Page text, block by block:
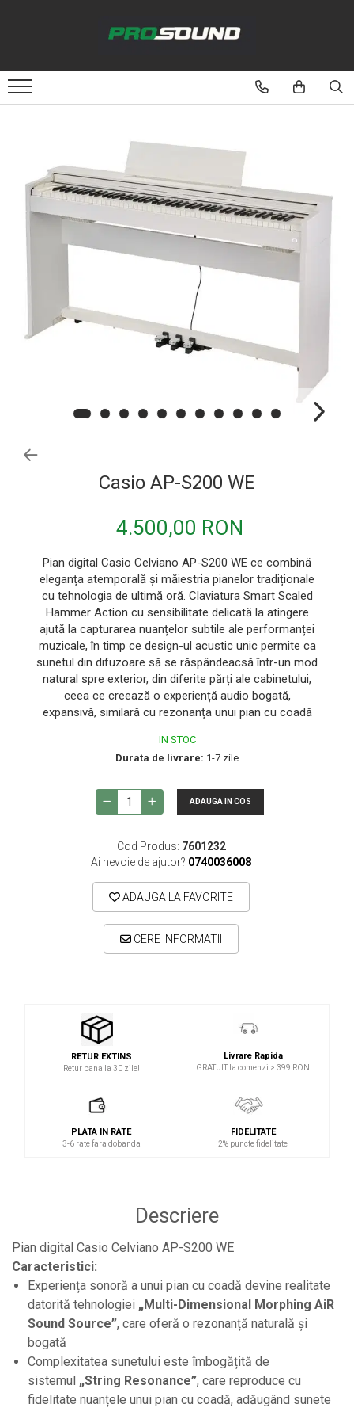
Sonorizare / PA
Stabilizatoare de tensiune UPS si
Power Conditioner
Microfoane
Case-uri de microfoane
Microfoane de studio
Microfoane de Suprafata
Microfoane podcast, USB, iOS /
Microfoane pt Camere Video
Microfoane pt instalatii si conferinta
Microfoane Ribbon
Microfoane stereo
Microfoane Suspendabile
Microfoane wireless si sisteme
Stative de microfon
Accesorii de microfoane
Accesorii echipamente de studio
Controllere MIDI - USB DAW
Controllere monitoare de studio
Interfete MIDI si Cabluri Midi-USB
Preamplificatoare
Protectii antifonice pentru urechi
Recordere portabile
Tratament acustic
Lumini si efecte
Accesorii pentru lumini
Bare Led
Cabluri de Alimentare
Case-uri de lumini
Comenzi si controllere
Casio AP-S200 WE
4.500,00 RON
Pian digital Casio Celviano AP-S200 WE ce combină
eleganța atemporală și măiestria pianelor tradiționale
cu tehnologia de ultimă oră. Claviatura Smart Scaled
Hammer Action cu sensibilitate delicată la atingere
ajută la capturarea nuanțelor subtile ale performanței
muzicale, în timp ce design-ul acustic unic permite ca
sunetul din difuzoare să se răspândeacsă într-un mod
natural spre exterior, din diferite părți ale cabinetului,
ceea ce creează o experiență audio bogată,
expansivă, similară cu rezonanța unui pian cu coadă
IN STOC
Durata de livrare: 1-7 zile
ADAUGA IN COS
Cod Produs: 7601232
Ai nevoie de ajutor? 0740036008
ADAUGA LA FAVORITE
CERE INFORMATII
RETUR EXTINS
Retur pana la 30 zile!
Livrare Rapida
GRATUIT la comenzi > 399 RON
PLATA IN RATE
3-6 rate fara dobanda
FIDELITATE
2% puncte fidelitate
Descriere
Pian digital Casio Celviano AP-S200 WE
Caracteristici:
Experiența sonoră a unui pian cu coadă devine realitate
datorită tehnologiei „Multi-Dimensional Morphing AiR
Sound Source”, care oferă o rezonanță naturală și
bogată
Complexitatea sunetului este îmbogățită de
sistemul „String Resonance”, care reproduce cu
fidelitate nuanțele unui pian cu coadă, adăugând sunete